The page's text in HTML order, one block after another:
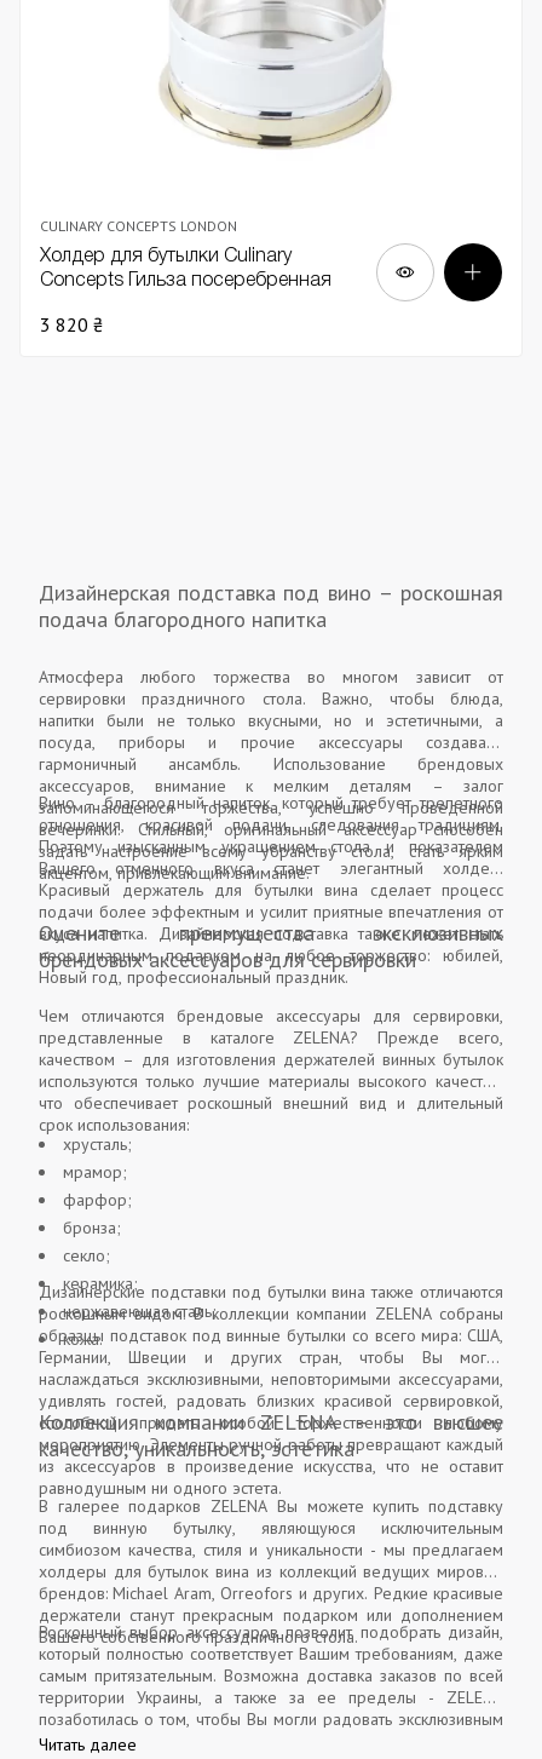
CULINARY CONCEPTS LONDON
Холдер для бутылки Culinary
Concepts Гильза посеребренная
3 820 ₴
Дизайнерская подставка под вино – роскошная
подача благородного напитка
Атмосфера любого торжества во многом зависит от
сервировки праздничного стола. Важно, чтобы блюда,
напитки были не только вкусными, но и эстетичными, а
посуда, приборы и прочие аксессуары создавали
гармоничный ансамбль. Использование брендовых
аксессуаров, внимание к мелким деталям – залог
запоминающегося торжества, успешно проведенной
вечеринки. Стильный, оригинальный аксессуар способен
задать настроение всему убранству стола, стать ярким
акцентом, привлекающим внимание.
Вино – благородный напиток, который требует трепетного
отношения, красивой подачи, следования традициям.
Поэтому изысканным украшением стола и показателем
Вашего отменного вкуса станет элегантный холдер.
Красивый держатель для бутылки вина сделает процесс
подачи более эффектным и усилит приятные впечатления от
вкуса напитка. Дизайнерская подставка также может стать
неординарным подарком на любое торжество: юбилей,
Новый год, профессиональный праздник.
Оцените преимущества эксклюзивных
брендовых аксессуаров для сервировки
Чем отличаются брендовые аксессуары для сервировки,
представленные в каталоге ZELENA? Прежде всего,
качеством – для изготовления держателей винных бутылок
используются только лучшие материалы высокого качества,
что обеспечивает роскошный внешний вид и длительный
срок использования:
хрусталь;
мрамор;
фарфор;
бронза;
секло;
керамика;
нержавеющая сталь;
кожа.
Дизайнерские подставки под бутылки вина также отличаются
роскошным видом. В коллекции компании ZELENA собраны
образцы подставок под винные бутылки со всего мира: США,
Германии, Швеции и других стран, чтобы Вы могли
наслаждаться эксклюзивными, неповторимыми аксессуарами,
удивлять гостей, радовать близких красивой сервировкой,
способной придать особой торжественности любому
мероприятию. Элементы ручной работы превращают каждый
из аксессуаров в произведение искусства, что не оставит
равнодушным ни одного эстета.
Коллекция компании ZELENA – это высшее
качество, уникальность, эстетика
В галерее подарков ZELENA Вы можете купить подставку
под винную бутылку, являющуюся исключительным
симбиозом качества, стиля и уникальности - мы предлагаем
холдеры для бутылок вина из коллекций ведущих мировых
брендов: Michael Aram, Orreofors и других. Редкие красивые
держатели станут прекрасным подарком или дополнением
Вашего собственного праздничного стола.
Роскошный выбор аксессуаров позволит подобрать дизайн,
который полностью соответствует Вашим требованиям, даже
самым притязательным. Возможна доставка заказов по всей
территории Украины, а также за ее пределы - ZELENA
позаботилась о том, чтобы Вы могли радовать эксклюзивным
подарком дорогих людей даже на расстоянии.
Читать далее